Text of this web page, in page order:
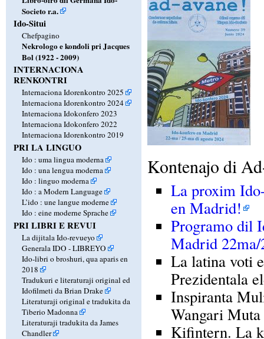
Societo r.a.
Ido-Situi
Chefpagino
Nekrologo e kondoli pri Jacques
Bol (1922 - 2009)
INTERNACIONA
RENKONTRI
Internaciona Idorenkontro 2025
Internaciona Idorenkontro 2024
Internaciona Idokonfero 2023
Internaciona Idokonfero 2022
Internaciona Idorenkontro 2019
PRI LA LINGUO
Ido : uma lingua moderna
Ido : una lengua moderna
Ido : linguo moderna
Ido : a Modern Language
L’ido : une langue moderne
Ido : eine moderne Sprache
PRI LIBRI E REVUI
La dijitala Ido-revueyo
Generala IDO - LIBREYO
Ido-libri o broshuri, qua aparis en
2018
Tradukuri e literaturaji original ed
Idofilmeti da Brian Drake
Literaturaji original e tradukita da
Tiberio Madonna
Literaturaji tradukita da James
Chandler
Kontenajo di
La proxim
en Madrid!
Programo dil
Madrid 22ma/
La latina voti
Prezidentala
Inspiranta
Wangari
Kifintern. La